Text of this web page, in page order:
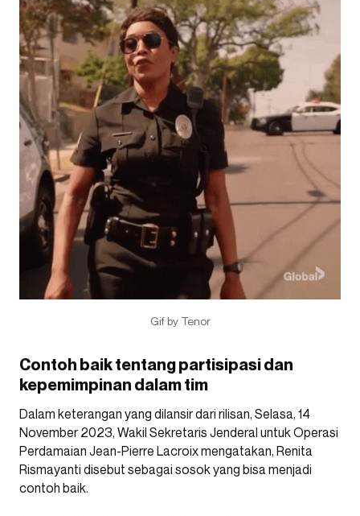
Gif by Tenor
Contoh baik tentang partisipasi dan
kepemimpinan dalam tim
Dalam keterangan yang dilansir dari rilisan, Selasa, 14
November 2023, Wakil Sekretaris Jenderal untuk Operasi
Perdamaian Jean-Pierre Lacroix mengatakan, Renita
Rismayanti disebut sebagai sosok yang bisa menjadi
contoh baik.